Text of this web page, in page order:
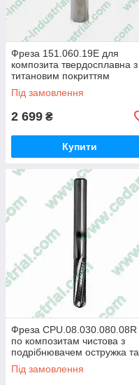
Фреза 151.060.19E для
композита твердосплавна з
титановим покриттям
Під замовлення
2 699 ₴
Купити
Фреза CPU.08.030.080.08R
по композитам чистова з
подрібнювачем остружка та
сферичним торцем
Під замовлення